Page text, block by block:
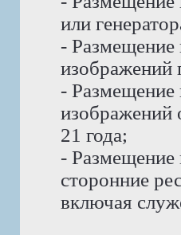
или
-
изображений
-
изображений
21 года;
-
сторонние
включая